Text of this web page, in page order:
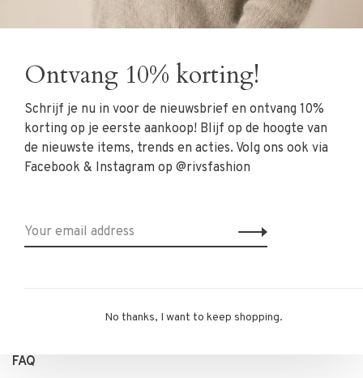
Clothing
Shoes
Accessoires
SALE
About us
Contact Information
FAQ
Ontvang 10% korting!
Schrijf je nu in voor de nieuwsbrief en ontvang 10%
korting op je eerste aankoop! Blijf op de hoogte van
de nieuwste items, trends en acties. Volg ons ook via
Facebook & Instagram op @rivsfashion
No thanks, I want to keep shopping.